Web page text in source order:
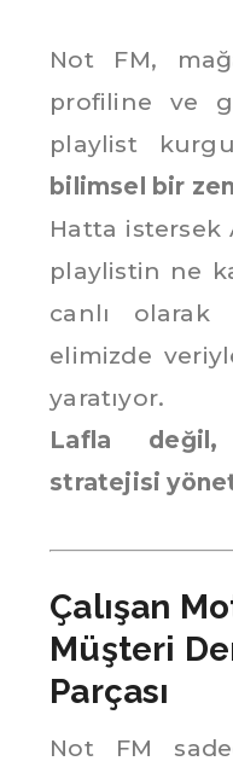
Not FM,
profiline ve
playlist
bilimsel bir
Hatta
playlistin ne
canlı olarak
elimizde
yaratıyor.
Lafla
stratejisi
Çalışan
Müşteri
Parçası
Not FM